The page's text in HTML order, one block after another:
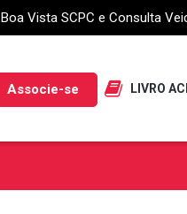
Boa Vista SCPC e Consulta
Associe-se LIVRO